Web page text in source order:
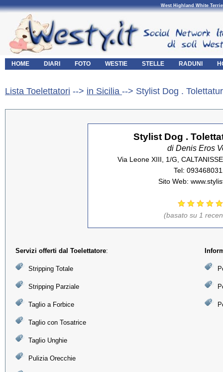
West Highland White
HOME DIARI FOTO WESTIE STELLE RADUNI
Lista Toelettatori --> in Sicilia --> Stylist Dog .
Stylist Dog .
di Denis Eros
Via Leone XIII, 1/G,
Tel:
Sito Web:
(basato su 1
Servizi offerti dal Toelettatore:
Stripping Totale
Stripping Parziale
Taglio a Forbice
Taglio con Tosatrice
Taglio Unghie
Pulizia Orecchie